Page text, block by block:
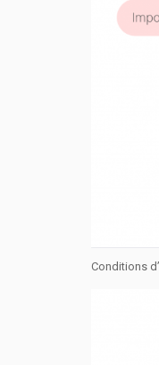
Conditions